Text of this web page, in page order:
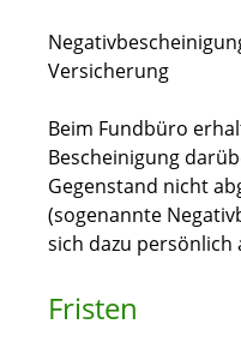
Versicherung
Beim Fundbüro
Bescheinigung
Gegenstand nicht
(sogenannte
sich dazu persönlich
Fristen